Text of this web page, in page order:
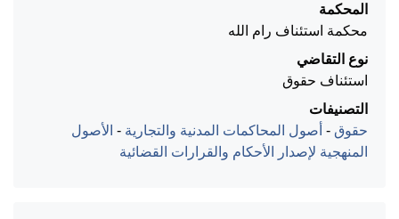
المحكمة
محكمة استئناف رام الله
نوع التقاضي
استئناف حقوق
التصنيفات
حقوق - أصول المحاكمات المدنية والتجارية - الأصول
المنهجية لإصدار الأحكام والقرارات القضائية